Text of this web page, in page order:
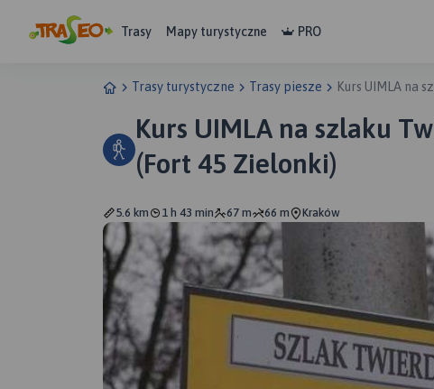
Trasy Mapy turystyczne PRO
Trasy turystyczne Trasy piesze Kurs UIMLA na
Kurs UIMLA na szlaku
(Fort 45 Zielonki)
5.6 km 1 h 43 min 67 m 66 m Kraków